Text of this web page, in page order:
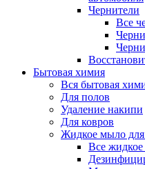
Чернители
Все
Бытовая химия
Вся бытовая
Для полов
Удаление накипи
Для ковров
Жидкое мыло
Все